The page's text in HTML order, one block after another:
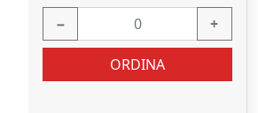
− +
ORDINA